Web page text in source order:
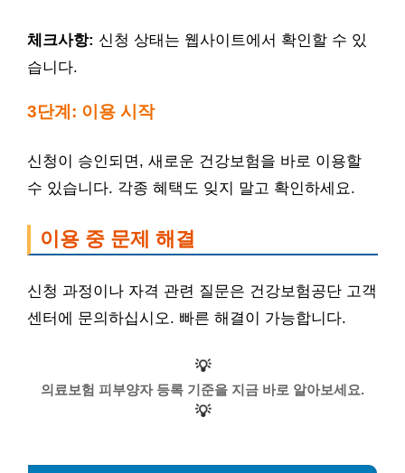
체크사항: 신청 상태는 웹사이트에서 확인할 수 있
습니다.
3단계: 이용 시작
신청이 승인되면, 새로운 건강보험을 바로 이용할
수 있습니다. 각종 혜택도 잊지 말고 확인하세요.
이용 중 문제 해결
신청 과정이나 자격 관련 질문은 건강보험공단 고객
센터에 문의하십시오. 빠른 해결이 가능합니다.
💡
의료보험 피부양자 등록 기준을 지금 바로 알아보세요.
💡